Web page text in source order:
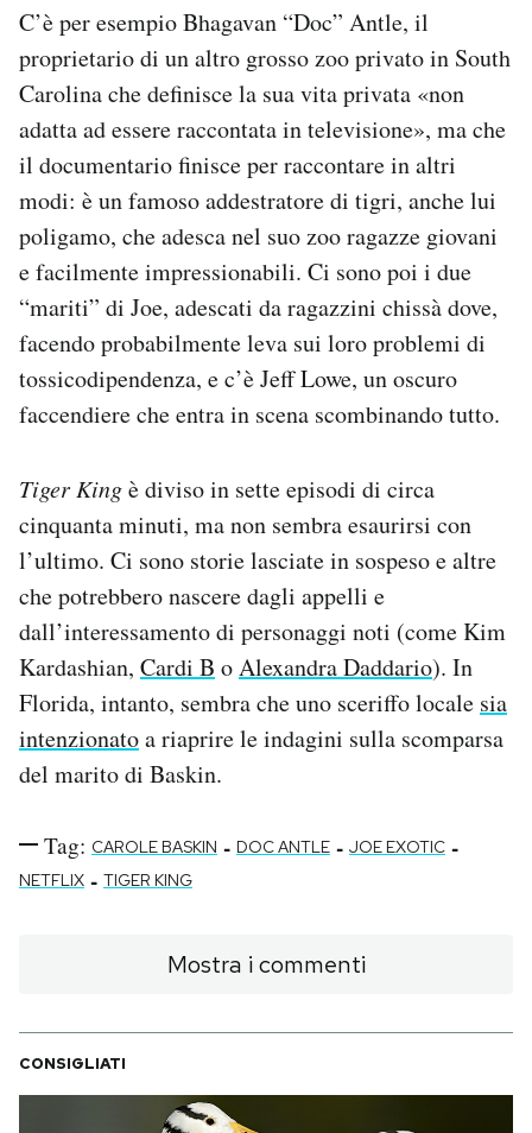
C’è per esempio Bhagavan “Doc” Antle, il
proprietario di un altro grosso zoo privato in South
Carolina che definisce la sua vita privata «non
adatta ad essere raccontata in televisione», ma che
il documentario finisce per raccontare in altri
modi: è un famoso addestratore di tigri, anche lui
poligamo, che adesca nel suo zoo ragazze giovani
e facilmente impressionabili. Ci sono poi i due
“mariti” di Joe, adescati da ragazzini chissà dove,
facendo probabilmente leva sui loro problemi di
tossicodipendenza, e c’è Jeff Lowe, un oscuro
faccendiere che entra in scena scombinando tutto.
Tiger Kingè diviso in sette episodi di circa
cinquanta minuti, ma non sembra esaurirsi con
l’ultimo. Ci sono storie lasciate in sospeso e altre
che potrebbero nascere dagli appelli e
dall’interessamento di personaggi noti (come Kim
Kardashian, Cardi B oAlexandra Daddario). In
Florida, intanto, sembra che uno sceriffo locale sia
intenzionatoa riaprire le indagini sulla scomparsa
del marito di Baskin.
Tag: CAROLE BASKIN - DOC ANTLE - JOE EXOTIC -
NETFLIX - TIGER KING
Mostra i commenti
CONSIGLIATI